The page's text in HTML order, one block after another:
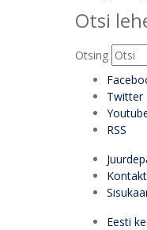
Otsi
Otsing
Twitter
RSS
Eesti